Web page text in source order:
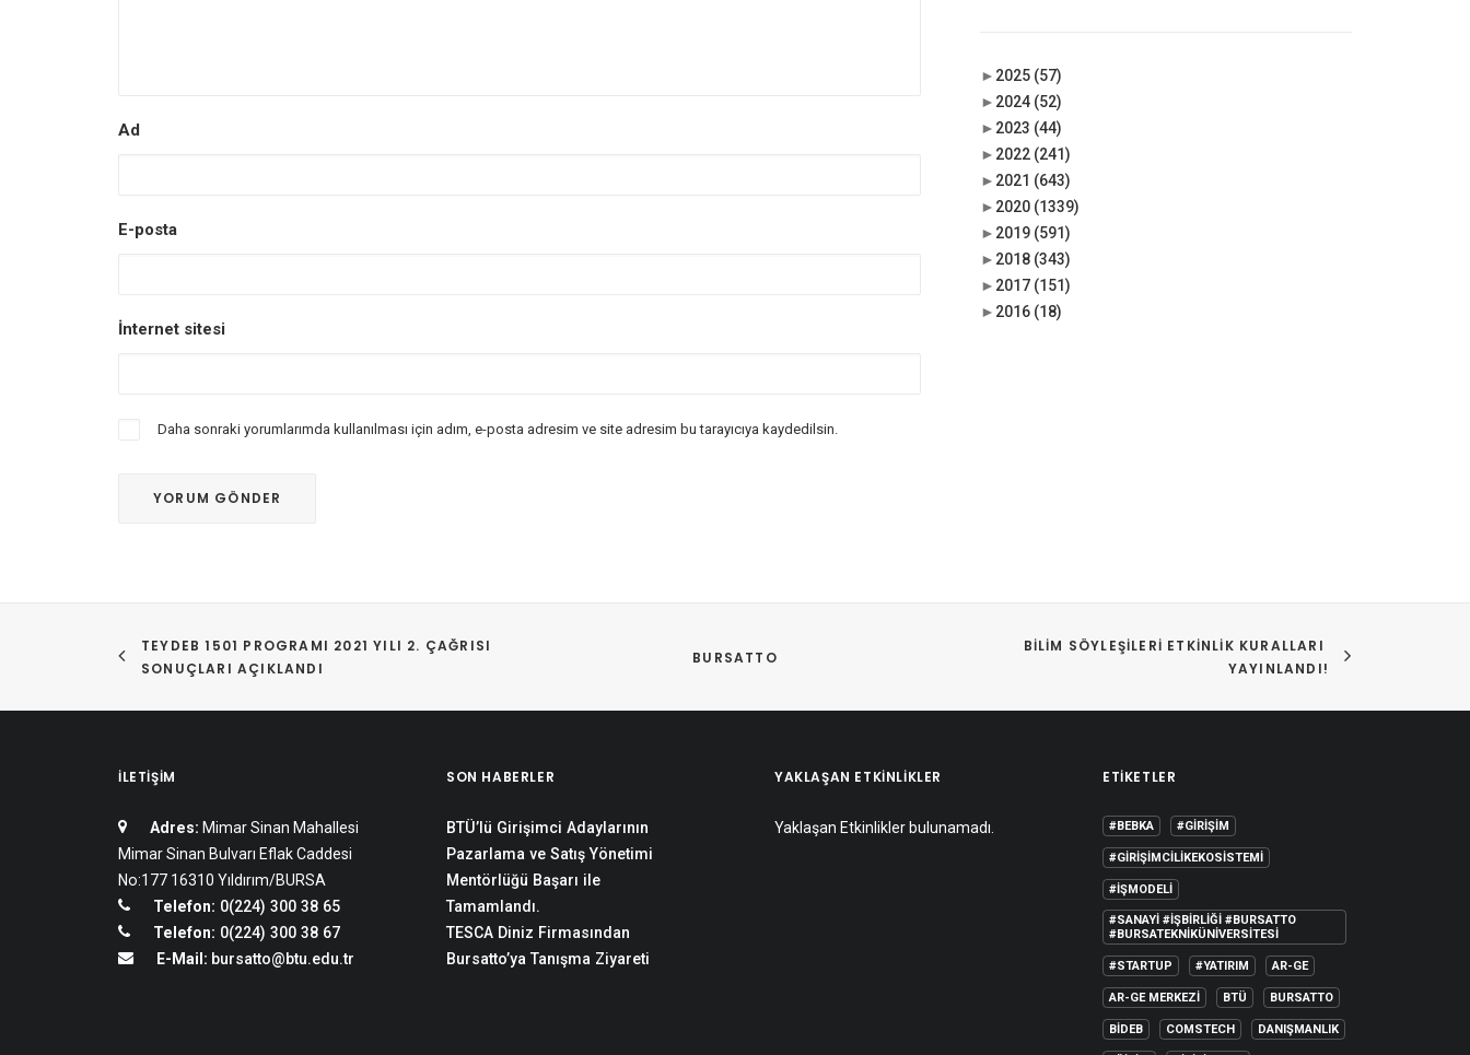
Ad
E-posta
İnternet sitesi
Daha sonraki yorumlarımda kullanılması için adım, e-posta adresim ve site adresim bu tarayıcıya kaydedilsin.
► 2025 (57)
► 2024 (52)
► 2023 (44)
► 2022 (241)
► 2021 (643)
► 2020 (1339)
► 2019 (591)
► 2018 (343)
► 2017 (151)
► 2016 (18)
TEYDEB 1501 PROGRAMI 2021 YILI 2. ÇAĞRISI
SONUÇLARI AÇIKLANDI
BURSATTO
BILIM SÖYLEŞILERI ETKINLIK KURALLARI
YAYINLANDI!
İLETIŞIM
Adres: Mimar Sinan Mahallesi
Mimar Sinan Bulvarı Eflak Caddesi
No:177 16310 Yıldırım/BURSA
Telefon: 0(224) 300 38 65
Telefon: 0(224) 300 38 67
E-Mail: bursatto@btu.edu.tr
SON HABERLER
BTÜ’lü Girişimci Adaylarının
Pazarlama ve Satış Yönetimi
Mentörlüğü Başarı ile
Tamamlandı.
TESCA Diniz Firmasından
Bursatto’ya Tanışma Ziyareti
YAKLAŞAN ETKINLIKLER
Yaklaşan Etkinlikler bulunamadı.
ETIKETLER
#BEBKA #GIRIŞIM
#GIRIŞIMCILIKEKOSISTEMI
#IŞMODELI
#SANAYI #IŞBIRLIĞI #BURSATTO
#BURSATEKNIKÜNIVERSITESI
#STARTUP #YATIRIM AR-GE
AR-GE MERKEZI BTÜ BURSATTO
BİDEB COMSTECH DANIŞMANLIK